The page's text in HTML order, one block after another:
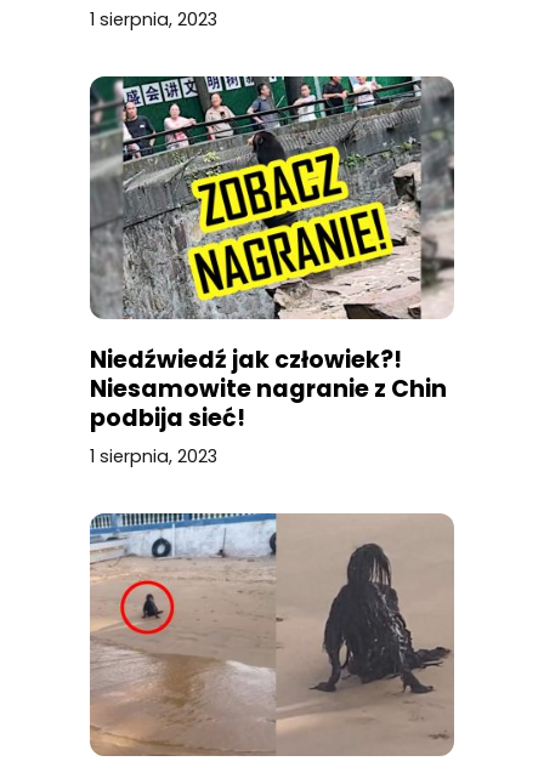
1 sierpnia, 2023
Niedźwiedź jak człowiek?!
Niesamowite nagranie z Chin
podbija sieć!
1 sierpnia, 2023